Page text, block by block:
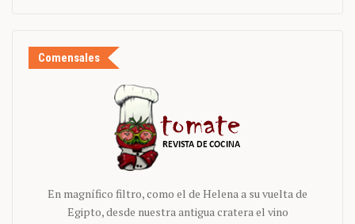
Comensales
En magnífico filtro, como el de Helena a su vuelta de
Egipto, desde nuestra antigua cratera el vino